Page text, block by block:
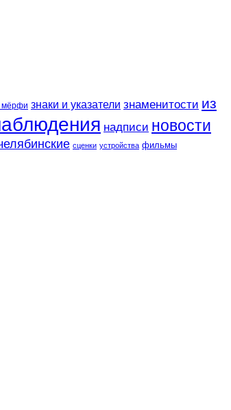
мёрфи знаки и указатели знаменитости из
надписи новости
сценки устройства фильмы